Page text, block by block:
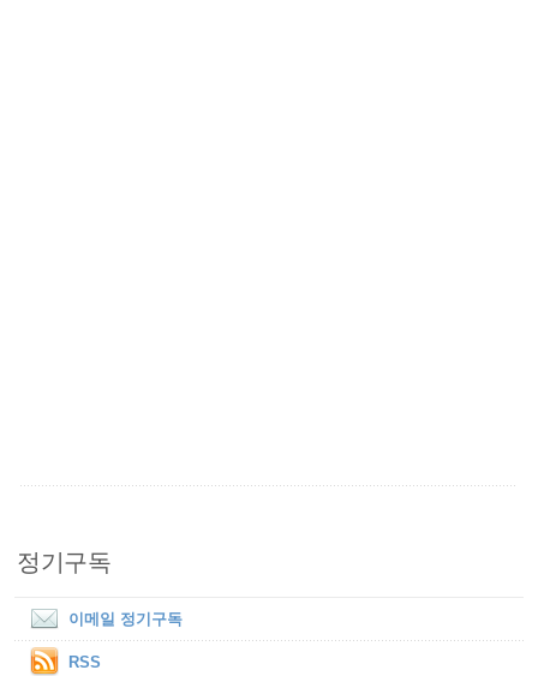
정기구독
이메일 정기구독
RSS